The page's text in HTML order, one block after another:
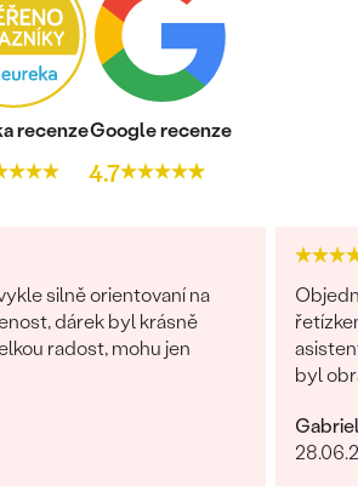
recenzeGoogle recenze
4.7
silně orientovaní na
dárek byl krásně
radost, mohu jen
byl
je